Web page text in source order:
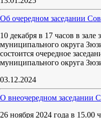
Об очередном заседании
10 декабря в 17 часов в зале
муниципального округа
состоится очередное
муниципального округа
03.12.2024
О внеочередном заседании
26 ноября 2024 года в 15.00